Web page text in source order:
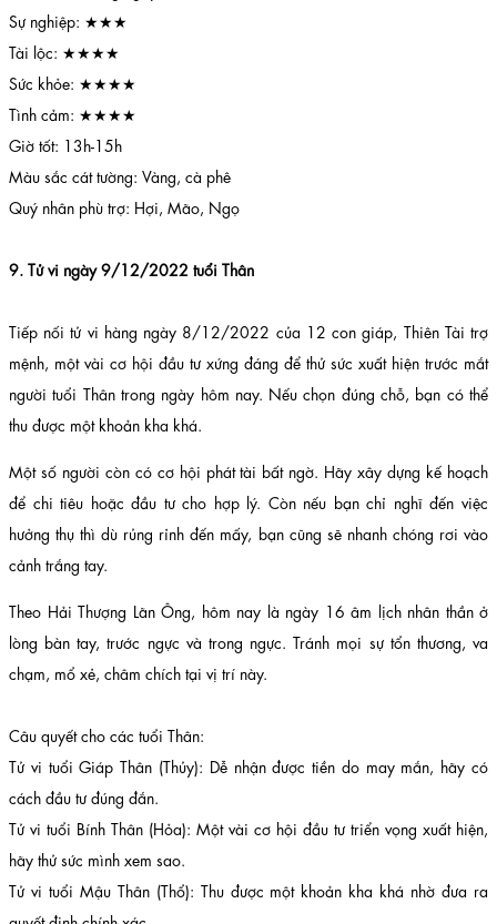
Sự nghiệp: ★★★
Tài lộc: ★★★★
Sức khỏe: ★★★★
Tình cảm: ★★★★
Giờ tốt: 13h-15h
Màu sắc cát tường: Vàng, cà phê
Quý nhân phù trợ: Hợi, Mão, Ngọ
9. Tử vi ngày 9/12/2022 tuổi Thân
Tiếp nối tử vi hàng ngày 8/12/2022 của 12 con giáp, Thiên Tài trợ
mệnh, một vài cơ hội đầu tư xứng đáng để thử sức xuất hiện trước mắt
người tuổi Thân trong ngày hôm nay. Nếu chọn đúng chỗ, bạn có thể
thu được một khoản kha khá.
Một số người còn có cơ hội phát tài bất ngờ. Hãy xây dựng kế hoạch
để chi tiêu hoặc đầu tư cho hợp lý. Còn nếu bạn chỉ nghĩ đến việc
hưởng thụ thì dù rủng rỉnh đến mấy, bạn cũng sẽ nhanh chóng rơi vào
cảnh trắng tay.
Theo Hải Thượng Lãn Ông, hôm nay là ngày 16 âm lịch nhân thần ở
lòng bàn tay, trước ngực và trong ngực. Tránh mọi sự tổn thương, va
chạm, mổ xẻ, châm chích tại vị trí này.
Câu quyết cho các tuổi Thân:
Tử vi tuổi Giáp Thân (Thủy): Dễ nhận được tiền do may mắn, hãy có
cách đầu tư đúng đắn.
Tử vi tuổi Bính Thân (Hỏa): Một vài cơ hội đầu tư triển vọng xuất hiện,
hãy thử sức mình xem sao.
Tử vi tuổi Mậu Thân (Thổ): Thu được một khoản kha khá nhờ đưa ra